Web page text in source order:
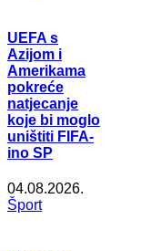
UEFA s
Azijom i
Amerikama
pokreće
natjecanje
koje bi moglo
uništiti FIFA-
ino SP
04.08.2026.
Šport